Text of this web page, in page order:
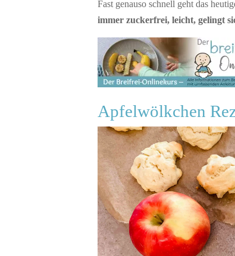
Fast genauso schnell geht das
immer zuckerfrei, leicht, gelingt
Apfelwölkchen